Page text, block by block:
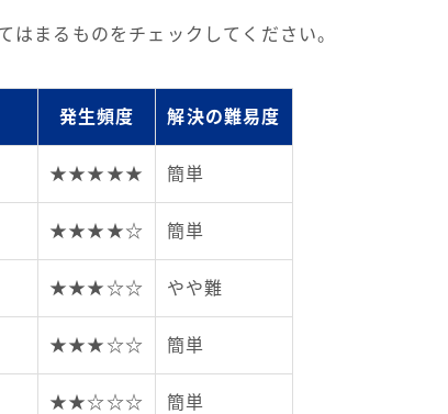
はまるものをチェックしてください。
発生頻度 解決の難易度
★★★★★ 簡単
★★★★☆ 簡単
★★★☆☆ やや難
★★★☆☆ 簡単
★★☆☆☆ 簡単